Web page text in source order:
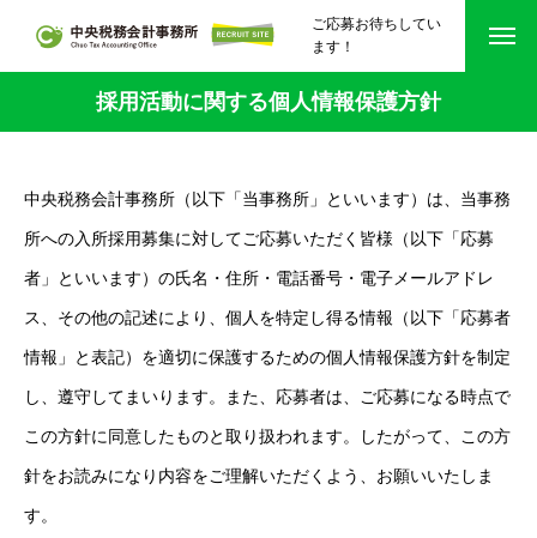
ご応募お待ちしてい
ます！
事務所を知る Office
事務所の強み
事務所概要
仕事内容／業務内容
採用活動に関する個人情報保護方針
中央税務会計事務所（以下「当事務所」といいます）は、当事務
所への入所採用募集に対してご応募いただく皆様（以下「応募
者」といいます）の氏名・住所・電話番号・電子メールアドレ
ス、その他の記述により、個人を特定し得る情報（以下「応募者
情報」と表記）を適切に保護するための個人情報保護方針を制定
し、遵守してまいります。また、応募者は、ご応募になる時点で
この方針に同意したものと取り扱われます。したがって、この方
針をお読みになり内容をご理解いただくよう、お願いいたしま
す。